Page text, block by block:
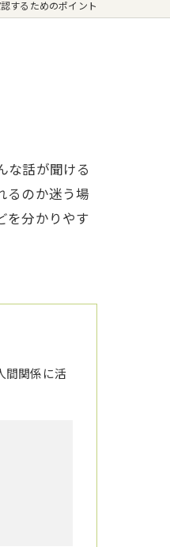
するためのポイント
な話が聞ける
るのか迷う場
を分かりやす
間関係に活